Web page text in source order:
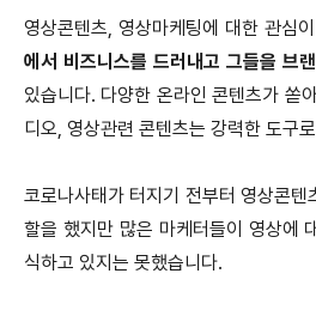
영상콘텐츠, 영상마케팅에 대한 관심
에서 비즈니스를 드러내고 그들을 브
있습니다. 다양한 온라인 콘텐츠가 쏟
디오, 영상관련 콘텐츠는 강력한 도구
코로나사태가 터지기 전부터 영상콘텐
할을 했지만 많은 마케터들이 영상에
식하고 있지는 못했습니다.